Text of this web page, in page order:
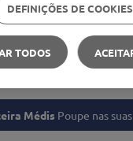
pessoal
Invisível Spf50+
Médis Poupe nas
DEFINIÇÕES DE COOKIES
TODOS